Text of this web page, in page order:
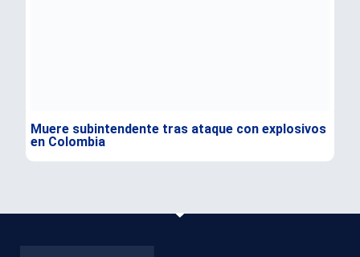
Muere subintendente tras ataque con explosivos
en Colombia